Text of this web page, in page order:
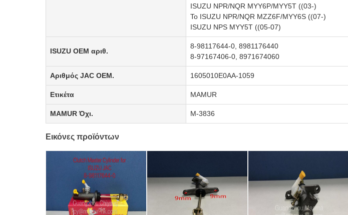
ISUZU NPR/NQR MYY6P/MYY5T ((03-)
Το ISUZU NPR/NQR MZZ6F/MYY6S ((07-)
ISUZU NPS MYY5T ((05-07)
ISUZU OEM αριθ.
8-98117644-0, 8981176440
8-97167406-0, 8971674060
Αριθμός JAC OEM. 1605010E0AA-1059
Ετικέτα MAMUR
MAMUR Όχι. Μ-3836
Εικόνες προϊόντων